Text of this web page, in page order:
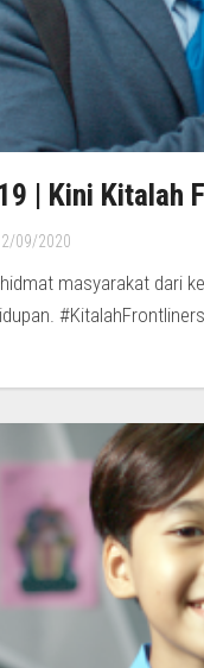
| Kini Kitalah
09/2020
masyarakat dari